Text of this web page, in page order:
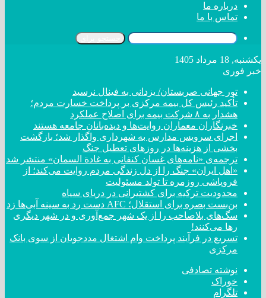
درباره ما
تماس با ما
یکشنبه, 18 مرداد 1405
خبر فوری
تور جهانی صربستان/ یزدانی به فینال نرسید
تأکید رئیس کل بیمه مرکزی بر پرداخت خسارت مردم؛
هشدار به ۸ شرکت‌ بیمه برای اصلاح عملکرد
خبرنگاران معماران روایت‌ها و دیده‌بانان جامعه هستند
اجرای سرویس مدارس به شهرداری واگذار شد؛ بازگشت
بخشی از هزینه‌ها در روزهای تعطیل جنگ
ترجمه‌ی «نامه‌های غسان کنفانی به غادة السمان» منتشر شد
«اهل ایران» جنگ را از دل زندگی مردم روایت می‌کند؛ از
فروپاشی روزمره تا تولد مسئولیت
محدودیت ترکیه برای کشتیرانی در دریای سیاه
بن‌بست بصره برای استقلال؛ AFC دست رد به سینه آبی‌ها زد
سگ‌های بلاصاحب را از یک شهر جمع‌آوری و در شهر دیگری
رها می‌کنند!
تسریع در فرآیند پرداخت وام اشتغال مددجویان از سوی بانک
مرکزی
نوشته تصادفی
خوراک
تلگرام